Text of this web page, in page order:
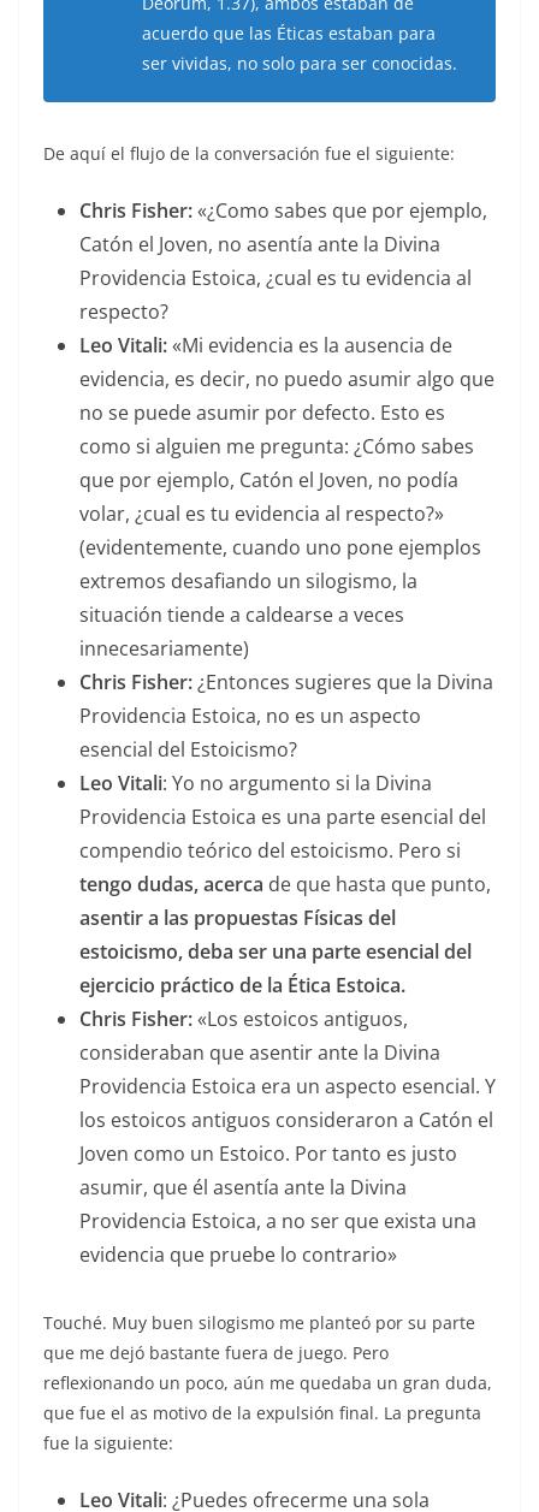
acuerdo que las Éticas estaban para
ser vividas, no solo para ser conocidas.
De aquí el flujo de la conversación fue el siguiente:
Chris Fisher:«¿Como sabes que por ejemplo,
Catón el Joven, no asentía ante la Divina
Providencia Estoica, ¿cual es tu evidencia al
respecto?
Leo Vitali:«Mi evidencia es la ausencia de
evidencia, es decir, no puedo asumir algo que
no se puede asumir por defecto. Esto es
como si alguien me pregunta: ¿Cómo sabes
que por ejemplo, Catón el Joven, no podía
volar, ¿cual es tu evidencia al respecto?»
(evidentemente, cuando uno pone ejemplos
extremos desafiando un silogismo, la
situación tiende a caldearse a veces
innecesariamente)
Chris Fisher:¿Entonces sugieres que la Divina
Providencia Estoica, no es un aspecto
esencial del Estoicismo?
Leo Vitali: Yo no argumento si la Divina
Providencia Estoica es una parte esencial del
compendio teórico del estoicismo. Pero si
tengo dudas, acerca de que hasta que punto,
asentir a las propuestas Físicas del
estoicismo, deba ser una parte esencial del
ejercicio práctico de la Ética Estoica.
Chris Fisher:«Los estoicos antiguos,
consideraban que asentir ante la Divina
Providencia Estoica era un aspecto esencial. Y
los estoicos antiguos consideraron a Catón el
Joven como un Estoico. Por tanto es justo
asumir, que él asentía ante la Divina
Providencia Estoica, a no ser que exista una
evidencia que pruebe lo contrario»
Touché. Muy buen silogismo me planteó por su parte
que me dejó bastante fuera de juego. Pero
reflexionando un poco, aún me quedaba un gran duda,
que fue el as motivo de la expulsión final. La pregunta
fue la siguiente:
Leo Vitali: ¿Puedes ofrecerme una sola